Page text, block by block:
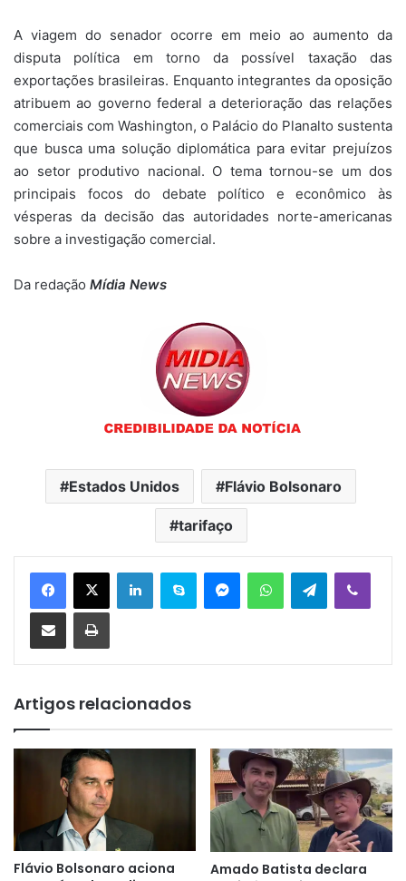
A viagem do senador ocorre em meio ao aumento da
disputa política em torno da possível taxação das
exportações brasileiras. Enquanto integrantes da oposição
atribuem ao governo federal a deterioração das relações
comerciais com Washington, o Palácio do Planalto sustenta
que busca uma solução diplomática para evitar prejuízos
ao setor produtivo nacional. O tema tornou-se um dos
principais focos do debate político e econômico às
vésperas da decisão das autoridades norte-americanas
sobre a investigação comercial.
Da redação Mídia News
Estados Unidos Flávio Bolsonaro
tarifaço
Telegram
Artigos relacionados
Flávio Bolsonaro aciona
Amado Batista declara